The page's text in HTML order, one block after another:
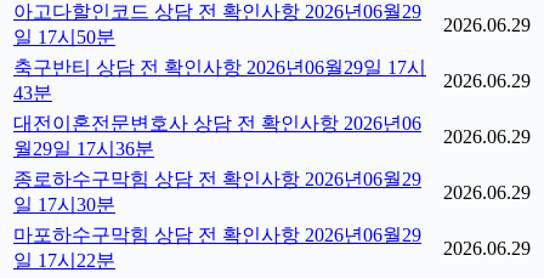
아고다할인코드 상담 전 확인사항 2026년06월29
일 17시50분
2026.06.29
축구반티 상담 전 확인사항 2026년06월29일 17시
43분
2026.06.29
대전이혼전문변호사 상담 전 확인사항 2026년06
월29일 17시36분
2026.06.29
종로하수구막힘 상담 전 확인사항 2026년06월29
일 17시30분
2026.06.29
마포하수구막힘 상담 전 확인사항 2026년06월29
일 17시22분
2026.06.29